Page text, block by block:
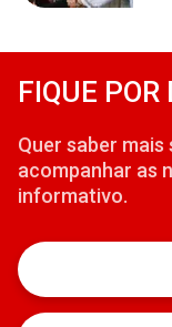
FIQUE POR
Quer saber
acompanhar as
informativo.